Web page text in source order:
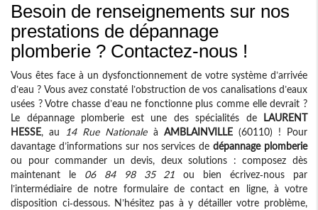
Besoin de renseignements sur nos
prestations de dépannage
plomberie ? Contactez-nous !
Vous êtes face à un dysfonctionnement de votre système d’arrivée
d’eau ? Vous avez constaté l’obstruction de vos canalisations d’eaux
usées ? Votre chasse d’eau ne fonctionne plus comme elle devrait ?
Le dépannage plomberie est une des spécialités de LAURENT
HESSE, au 14 Rue Nationaleà AMBLAINVILLE(60110) ! Pour
davantage d’informations sur nos services dedépannage plomberie
ou pour commander un devis, deux solutions : composez dès
maintenant le 06 84 98 35 21 ou bien écrivez-nous par
l’intermédiaire de notre formulaire de contact en ligne, à votre
disposition ci-dessous. N’hésitez pas à y détailler votre problème,